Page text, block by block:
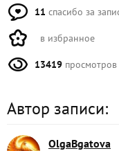
11 спасибо за
в избранное
13419 просмотров
Автор записи:
OlgaBgatova